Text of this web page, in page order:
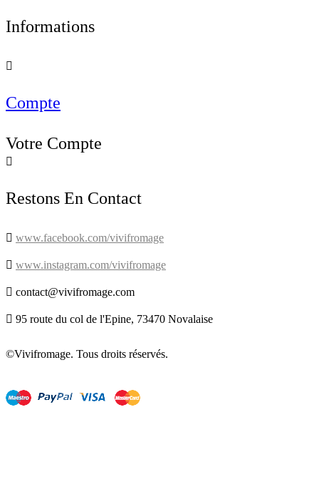
Informations

Compte
Votre Compte

Restons En Contact
 www.facebook.com/vivifromage
 www.instagram.com/vivifromage
 contact@vivifromage.com
 95 route du col de l'Epine, 73470 Novalaise
©Vivifromage. Tous droits réservés.